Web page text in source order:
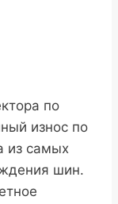
по
износ по
из самых
шин.